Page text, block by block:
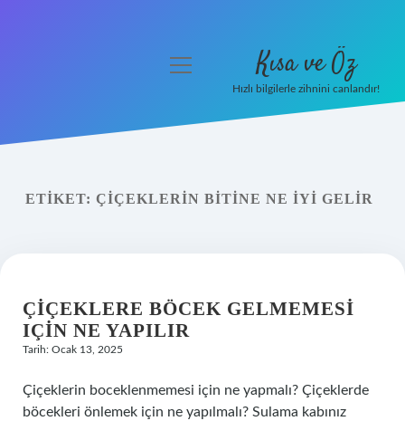
Yasal Uyarı
menüyü
Kısa ve Öz
Hızlı bilgilerle zihnini canlandır!
ETIKET: ÇIÇEKLERIN BITINE NE IYI GELIR
ÇIÇEKLERE BÖCEK GELMEMESI
IÇIN NE YAPILIR
Tarih: Ocak 13, 2025
Çiçeklerin boceklenmemesi için ne yapmalı? Çiçeklerde
böcekleri önlemek için ne yapılmalı? Sulama kabınız